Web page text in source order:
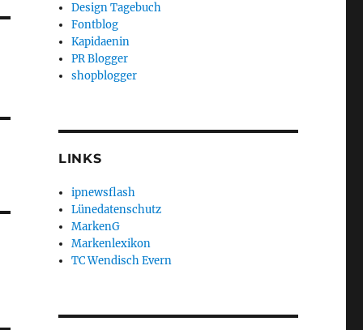
Design Tagebuch
Fontblog
Kapidaenin
PR Blogger
shopblogger
LINKS
ipnewsflash
Lünedatenschutz
MarkenG
Markenlexikon
TC Wendisch Evern